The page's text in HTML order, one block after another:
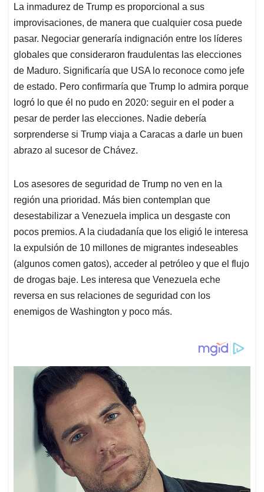
La inmadurez de Trump es proporcional a sus
improvisaciones, de manera que cualquier cosa puede
pasar. Negociar generaría indignación entre los líderes
globales que consideraron fraudulentas las elecciones
de Maduro. Significaría que USA lo reconoce como jefe
de estado. Pero confirmaría que Trump lo admira porque
logró lo que él no pudo en 2020: seguir en el poder a
pesar de perder las elecciones. Nadie debería
sorprenderse si Trump viaja a Caracas a darle un buen
abrazo al sucesor de Chávez.
Los asesores de seguridad de Trump no ven en la
región una prioridad. Más bien contemplan que
desestabilizar a Venezuela implica un desgaste con
pocos premios. A la ciudadanía que los eligió le interesa
la expulsión de 10 millones de migrantes indeseables
(algunos comen gatos), acceder al petróleo y que el flujo
de drogas baje. Les interesa que Venezuela eche
reversa en sus relaciones de seguridad con los
enemigos de Washington y poco más.